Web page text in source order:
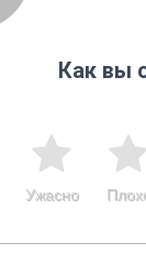
Как вы
Ужасно